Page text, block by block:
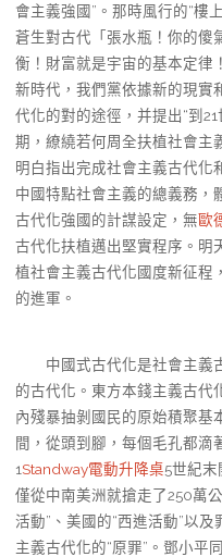
會主義強國”。那時風行的“樓
蒼生對古代「張水瓶！你的傻
衡！財富就是宇宙的基本定律
新時代，我們黨依據新的現實
代化的對的途徑，并提出“到
期，繚繞若何周全扶植社會主
明白指出完成社會主義古代化
中國特點社會主義的總義務，
古代化強國的計謀設定，無歐
古代化扶植邁出堅實程序。明
植社會主義古代化國度新征程
的進軍。
中國式古代化是社會主義
的古代化。東方本錢主義古代
內殘暴抽剝國民的原始積聚基
間，從頭到腳，每個毛孔都滴
1Standway電動升降桌5世紀
僅從中南美洲就搶走了250萬
活動”、美國的“西進活動”以
主義古代化的“原罪”。鄧小平